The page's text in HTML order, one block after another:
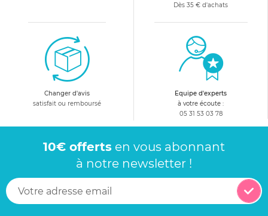
Dès 35 € d'achats
Changer d'avis
satisfait ou remboursé
Equipe d'experts
à votre écoute :
05 31 53 03 78
10€ offerts en vous abonnant
à notre newsletter !